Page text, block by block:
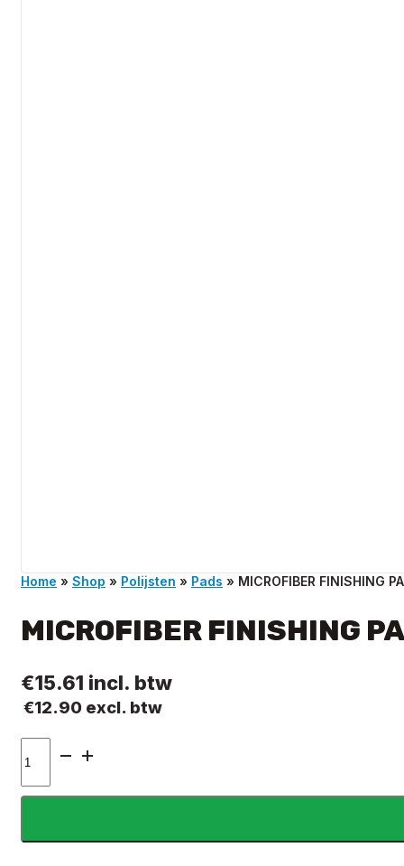
Home » Shop » Polijsten » Pads » MICROFIBER FINISHING
MICROFIBER FINISHING
€15.61 incl. btw
€12.90 excl. btw
MICROFIBER
FINISHING
PAD
152mm